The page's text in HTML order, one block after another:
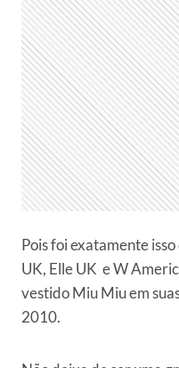
Pois foi exatamente
UK, Elle UK e W
vestido Miu Miu em
2010.